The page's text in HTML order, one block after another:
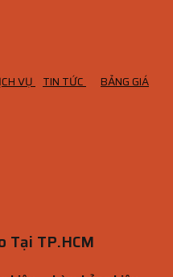
VỤ TIN TỨC
BẢNG GIÁ
Tại TP.HCM